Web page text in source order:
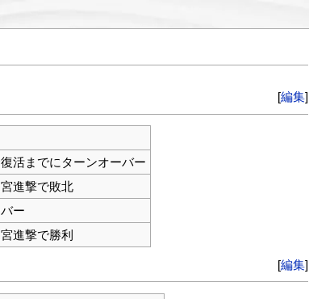
[編集]
活までにターンオーバー
進撃で敗北
ー
進撃で勝利
[編集]